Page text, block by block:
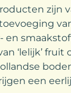
zijn
‘lelijk’ fruit
een